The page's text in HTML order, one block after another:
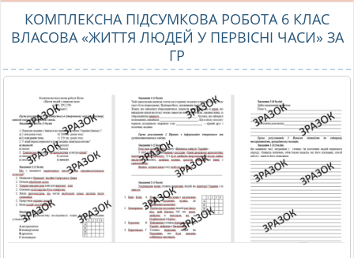
КОШИК
ВИХОВАТЕЛЯМ ДНЗ
МАТЕРІАЛИ З ПРЕДМЕТІВ
РІЗНІ МАТЕРІАЛИ
НОВИНИ
КОМПЛЕКСНА ПІДСУМКОВА РОБОТА 6 КЛАС
ВЛАСОВА «ЖИТТЯ ЛЮДЕЙ У ПЕРВІСНІ ЧАСИ» ЗА
ГР